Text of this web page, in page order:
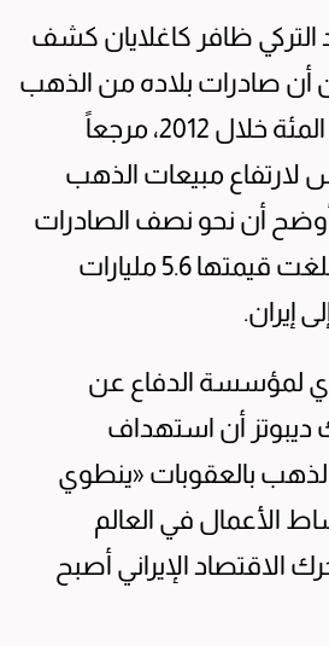
التركي ظافر كاغلايان كشف
أن صادرات بلاده من الذهب
زادت بنحو 800 في المئة خلال 2012، مرجعاً
مبيعات الذهب
أن نحو نصف الصادرات
من الذهب، والتي بلغت قيمتها 5.6 مليارات
إيران.
لمؤسسة الدفاع عن
ديبوتز أن استهداف
بالعقوبات «ينطوي
الأعمال في العالم
الاقتصاد الإيراني أصبح